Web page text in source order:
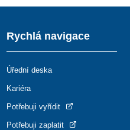
Rychlá navigace
Úřední deska
Kariéra
Potřebuji vyřídit
Potřebuji zaplatit